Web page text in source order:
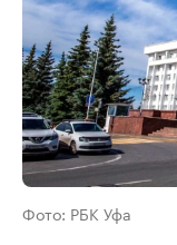
Фото: РБК Уфа